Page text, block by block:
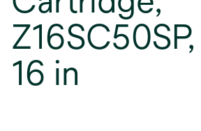
16 in